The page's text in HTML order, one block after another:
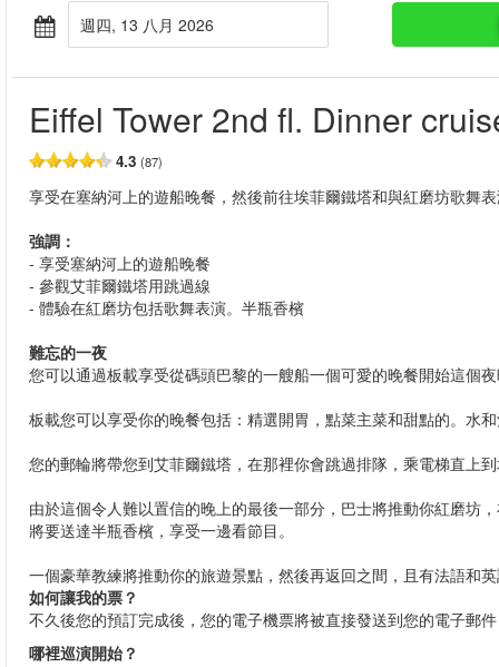
週四, 13 八月 2026
Eiffel Tower 2nd fl. Dinner
4.3 (87)
享受在塞納河上的遊船晚餐，然後前往埃菲爾鐵塔和與紅磨坊歌舞
強調：
- 享受塞納河上的遊船晚餐
- 參觀艾菲爾鐵塔用跳過線
- 體驗在紅磨坊包括歌舞表演。半瓶香檳
難忘的一夜
您可以通過板載享受從碼頭巴黎的一艘船一個可愛的晚餐開始這個
板載您可以享受你的晚餐包括：精選開胃，點菜主菜和甜點的。水
您的郵輪將帶您到艾菲爾鐵塔，在那裡你會跳過排隊，乘電梯直上
由於這個令人難以置信的晚上的最後一部分，巴士將推動你紅磨坊
將要送達半瓶香檳，享受一邊看節目。
一個豪華教練將推動你的旅遊景點，然後再返回之間，且有法語和
如何讓我的票？
不久後您的預訂完成後，您的電子機票將被直接發送到您的電子郵
哪裡巡演開始？